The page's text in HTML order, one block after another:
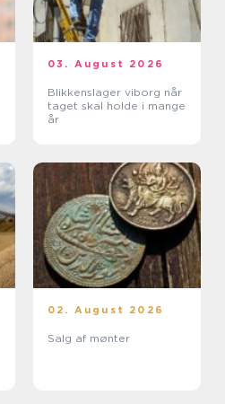
03. August 2026
Blikkenslager viborg når
taget skal holde i mange
år
02. August 2026
Salg af mønter